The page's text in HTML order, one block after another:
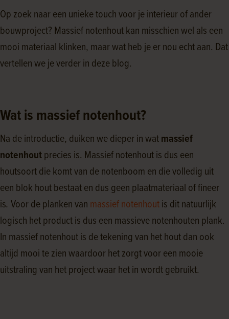
Op zoek naar een unieke touch voor je interieur of ander
bouwproject? Massief notenhout kan misschien wel als een
mooi materiaal klinken, maar wat heb je er nou echt aan. Dat
vertellen we je verder in deze blog.
Wat is massief notenhout?
Na de introductie, duiken we dieper in watmassief
notenhoutprecies is. Massief notenhout is dus een
houtsoort die komt van de notenboom en die volledig uit
een blok hout bestaat en dus geen plaatmateriaal of fineer
is. Voor de planken van massief notenhoutis dit natuurlijk
logisch het product is dus een massieve notenhouten plank.
In massief notenhout is de tekening van het hout dan ook
altijd mooi te zien waardoor het zorgt voor een mooie
uitstraling van het project waar het in wordt gebruikt.